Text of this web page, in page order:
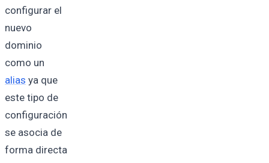
configurar el
nuevo
dominio
como un
alias ya que
este tipo de
configuración
se asocia de
forma directa